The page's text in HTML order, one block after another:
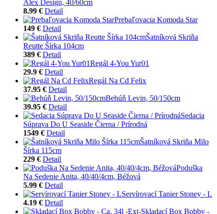
Alex Design, 40/60cm
8.99 € Detail
Prebaľovacia Komoda Star
149 € Detail
Šatníková Skriňa
Reutte Šírka 104cm
389 € Detail
Regál 4-You Yur01
29.9 € Detail
Regál Na Cd Felix
37.95 € Detail
Behúň Levin, 50/150cm
39.95 € Detail
Sedacia
Súprava Do U Seaside Čierna / Prírodná
1549 € Detail
Šatníková Skriňa Milo
Šírka 115cm
229 € Detail
Poduška
Na Sedenie Anita, 40/40/4cm, Béžová
5.99 € Detail
Servírovací Tanier Stoney - L
4.19 € Detail
Skladací Box Bobby -